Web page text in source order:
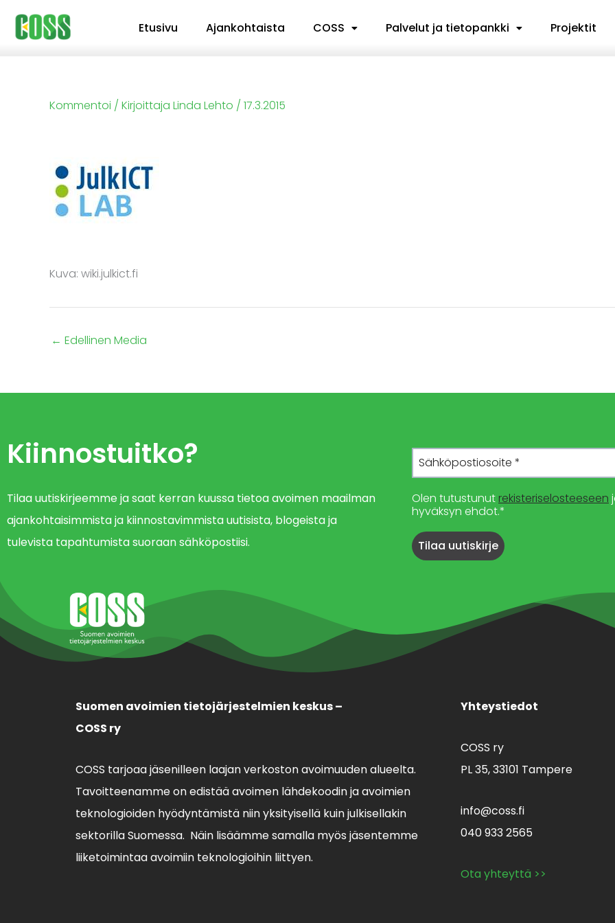
Siirry
sisältöön
Etusivu Ajankohtaista COSS Palvelut ja tietopankki Projektit
Kommentoi / Kirjoittaja Linda Lehto / 17.3.2015
Kuva: wiki.julkict.fi
← Edellinen Media
Kiinnostuitko?
Tilaa uutiskirjeemme ja saat kerran kuussa tietoa avoimen maailman
ajankohtaisimmista ja kiinnostavimmista uutisista, blogeista ja
tulevista tapahtumista suoraan sähköpostiisi.
Olen tutustunut rekisteriselosteeseen
hyväksyn ehdot.*
Suomen avoimien tietojärjestelmien keskus –
COSS ry
COSS tarjoaa jäsenilleen laajan verkoston avoimuuden alueelta.
Tavoitteenamme on edistää avoimen lähdekoodin ja avoimien
teknologioiden hyödyntämistä niin yksityisellä kuin julkisellakin
sektorilla Suomessa. Näin lisäämme samalla myös jäsentemme
liiketoimintaa avoimiin teknologioihin liittyen.
Yhteystiedot
COSS ry
PL 35,33101 Tampere
info@coss.fi
040 933 2565
Ota yhteyttä >>